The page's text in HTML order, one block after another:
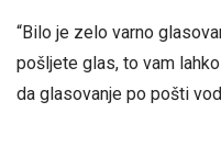
“Bilo je zelo varno
pošljete glas, to vam
da glasovanje po pošti